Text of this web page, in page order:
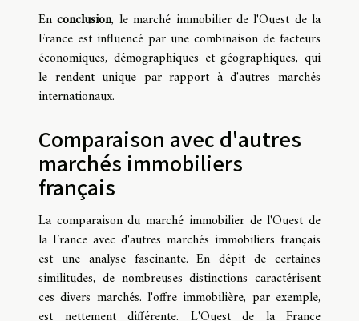
Enconclusion, le marché immobilier de l'Ouest de la
France est influencé par une combinaison de facteurs
économiques, démographiques et géographiques, qui
le rendent unique par rapport à d'autres marchés
internationaux.
Comparaison avec d'autres
marchés immobiliers
français
La comparaison du marché immobilier de l'Ouest de
la France avec d'autres marchés immobiliers français
est une analyse fascinante. En dépit de certaines
similitudes, de nombreuses distinctions caractérisent
ces divers marchés. l'offre immobilière, par exemple,